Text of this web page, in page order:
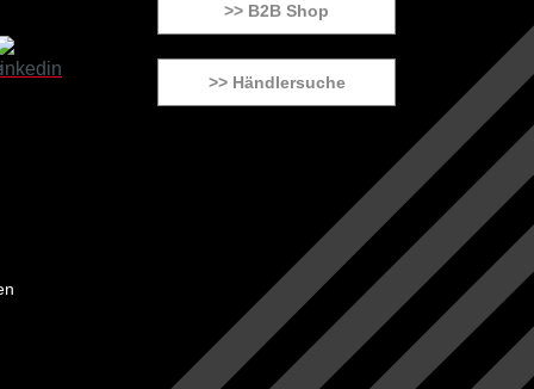
>> B2B Shop
>> Händlersuche